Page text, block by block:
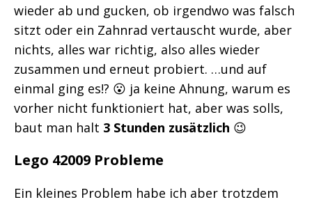
wieder ab und gucken, ob irgendwo was falsch
sitzt oder ein Zahnrad vertauscht wurde, aber
nichts, alles war richtig, also alles wieder
zusammen und erneut probiert. …und auf
einmal ging es!? 😮 ja keine Ahnung, warum es
vorher nicht funktioniert hat, aber was solls,
baut man halt 3 Stunden zusätzlich 😉
Lego 42009 Probleme
Ein kleines Problem habe ich aber trotzdem